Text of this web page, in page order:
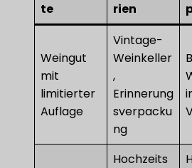
te
rien
Weingut
mit
limitierter
Auflage
Vintage-
Weinkeller
,
Erinnerung
sverpacku
ng
Hochzeits